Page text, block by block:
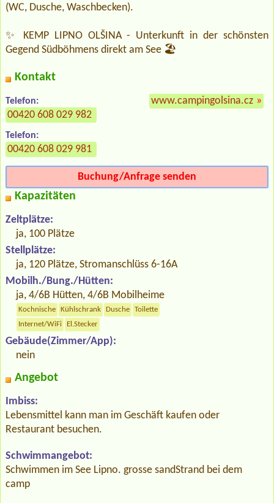
(WC, Dusche, Waschbecken).
✨ KEMP LIPNO OLŠINA - Unterkunft in der schönsten
Gegend Südböhmens direkt am See 🏖️
Kontakt
Telefon:
00420 608 029 982
Telefon:
00420 608 029 981
www.campingolsina.cz »
Buchung/Anfrage senden
Kapazitäten
Zeltplätze:
ja, 100 Plätze
Stellplätze:
ja, 120 Plätze, Stromanschlüss 6-16A
Mobilh./Bung./Hütten:
ja, 4/6B Hütten, 4/6B Mobilheime
Kochnische Kühlschrank Dusche
Toilette
Internet/WiFi
El.Stecker
Gebäude(Zimmer/App):
nein
Angebot
Imbiss:
Lebensmittel kann man im Geschäft kaufen oder
Restaurant besuchen.
Schwimmangebot:
Schwimmen im See Lipno. grosse sandStrand bei dem
camp